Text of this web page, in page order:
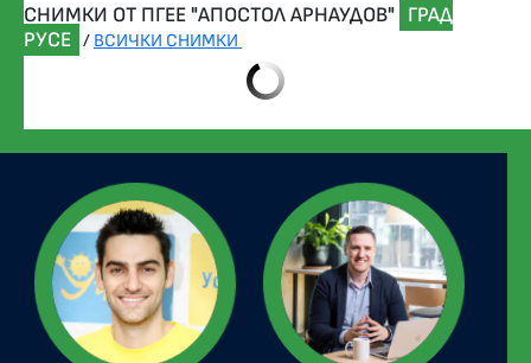
СНИМКИ ОТ ПГЕЕ "АПОСТОЛ АРНАУДОВ" ГРАД
РУСЕ / ВСИЧКИ СНИМКИ